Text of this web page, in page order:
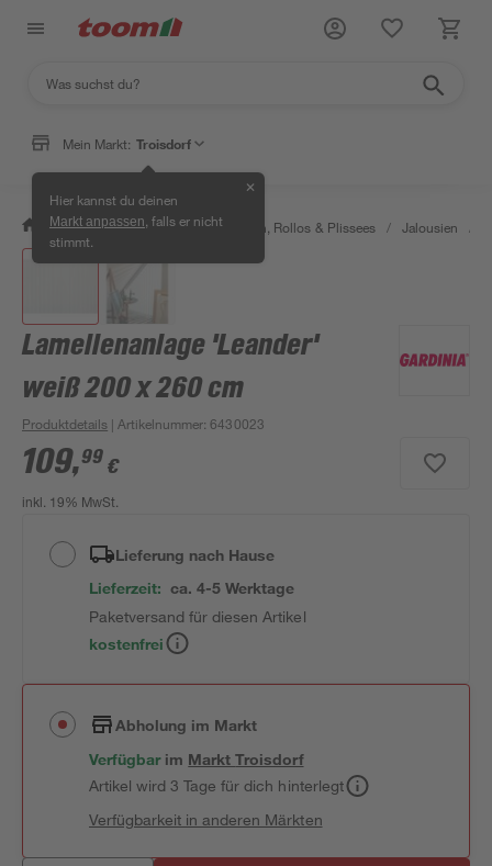
Mein Markt: Troisdorf
Hier kannst du deinen
Markt anpassen , falls er nicht
stimmt.
✕
/ Wohnen & Haushalt / Jalousien, Rollos & Plissees / Jalousien /
Lamellenanlage 'Leander'
weiß 200 x 260 cm
Produktdetails | Artikelnummer:6430023
109,99 €
inkl. 19% MwSt.
Lieferung nach Hause
Lieferzeit: ca. 4-5 Werktage
Paketversand für diesen Artikel
kostenfrei
Abholung im Markt
Verfügbar im MarktTroisdorf
Artikel wird 3 Tage für dich hinterlegt
Verfügbarkeit in anderen Märkten